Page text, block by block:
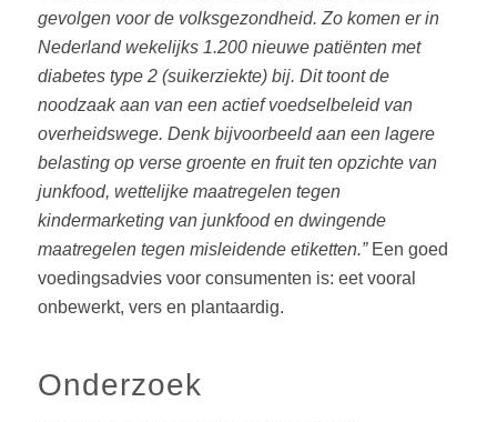
gevolgen voor de volksgezondheid. Zo komen er in
Nederland wekelijks 1.200 nieuwe patiënten met
diabetes type 2 (suikerziekte) bij. Dit toont de
noodzaak aan van een actief voedselbeleid van
overheidswege. Denk bijvoorbeeld aan een lagere
belasting op verse groente en fruit ten opzichte van
junkfood, wettelijke maatregelen tegen
kindermarketing van junkfood en dwingende
maatregelen tegen misleidende etiketten.”Een goed
voedingsadvies voor consumenten is: eet vooral
onbewerkt, vers en plantaardig.
Onderzoek